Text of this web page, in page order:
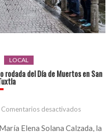
LOCAL
del Día de Muertos en San
Comentarios desactivadosen
Municipal
Elena Solana Calzada, la